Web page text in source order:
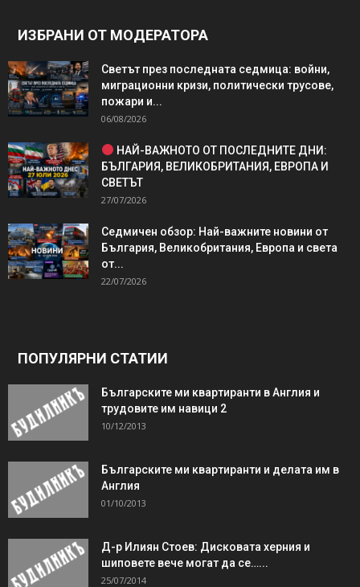
ИЗБРАНИ ОТ МОДЕРАТОРА
Светът през последната седмица: войни,
миграционни кризи, политически трусове,
пожари и...
06/08/2026
НАЙ-ВАЖНОТО ОТ ПОСЛЕДНИТЕ ДНИ:
БЪЛГАРИЯ, ВЕЛИКОБРИТАНИЯ, ЕВРОПА И
СВЕТЪТ
27/07/2026
Седмичен обзор: Най-важните новини от
България, Великобритания, Европа и света
от...
22/07/2026
ПОПУЛЯРНИ СТАТИИ
Българските ми квартиранти в Англия и
трудовите им навици 2
10/12/2013
Българските ми квартиранти и делата им в
Англия
01/10/2013
Д-р Илиян Стоев: Дисковата херния и
шиповете вече могат да се…...
25/07/2014